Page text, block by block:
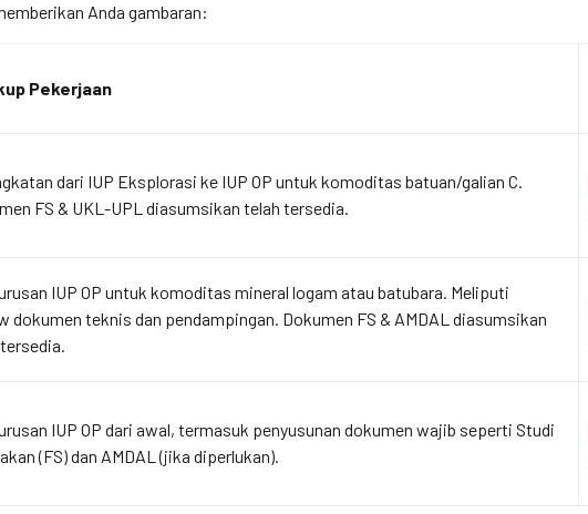
Anda gambaran:
Pekerjaan
dari IUP Eksplorasi ke IUP OP untuk komoditas batuan/galian C.
FS & UKL-UPL diasumsikan telah tersedia.
IUP OP untuk komoditas mineral logam atau batubara. Meliputi
dokumen teknis dan pendampingan. Dokumen FS & AMDAL diasumsikan
IUP OP dari awal, termasuk penyusunan dokumen wajib seperti Studi
(FS) dan AMDAL (jika diperlukan).